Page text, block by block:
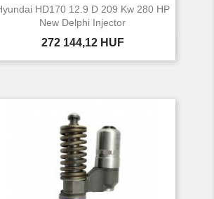
HD170 12.9 D 209 Kw 280 HP
New Delphi Injector
Ár
272 144,12 HUF
Előnézet